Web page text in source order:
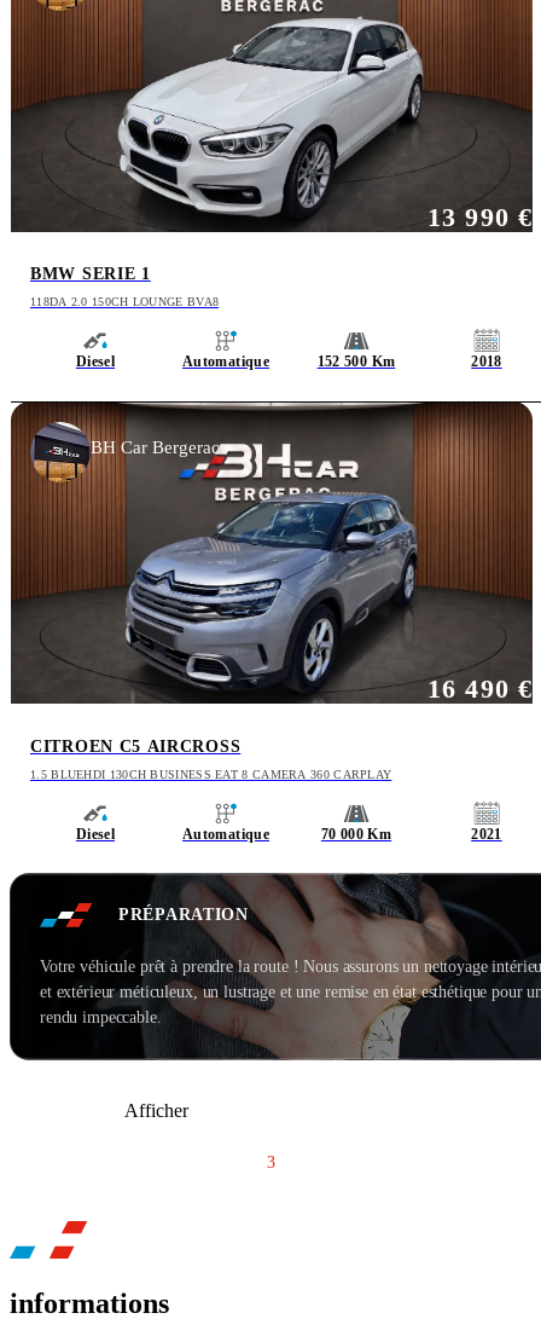
BMW SERIE 1
118DA 2.0 150CH LOUNGE BVA8
Diesel Automatique 152 500 Km 2018
13 990 €
CITROEN C5 AIRCROSS
1.5 BLUEHDI 130CH BUSINESS EAT 8 CAMERA 360 CARPLAY
Diesel Automatique 70 000 Km 2021
16 490 €
BH Car Bergerac
PRÉPARATION
Votre véhicule prêt à prendre la route ! Nous assurons un nettoyage
et extérieur méticuleux, un lustrage et une remise en état esthétique pour
rendu impeccable.
Afficher
3
informations